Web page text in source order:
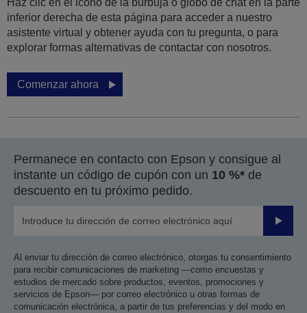
Haz clic en el icono de la burbuja o globo de chat en la parte
inferior derecha de esta página para acceder a nuestro
asistente virtual y obtener ayuda con tu pregunta, o para
explorar formas alternativas de contactar con nosotros.
Comenzar ahora
Permanece en contacto con Epson y consigue al
instante un código de cupón con un 10 %* de
descuento en tu próximo pedido.
Enviar
Al enviar tu dirección de correo electrónico, otorgas tu consentimiento
para recibir comunicaciones de marketing —como encuestas y
estudios de mercado sobre productos, eventos, promociones y
servicios de Epson— por correo electrónico u otras formas de
comunicación electrónica, a partir de tus preferencias y del modo en